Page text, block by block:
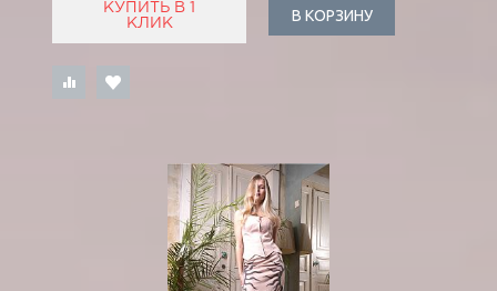
КУПИТЬ В 1
КЛИК
В КОРЗИНУ